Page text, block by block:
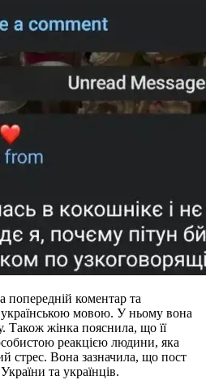
попередній коментар та
мовою. У ньому вона
Також жінка пояснила, що її
реакцією людини, яка
стрес. Вона зазначила, що пост
та українців.